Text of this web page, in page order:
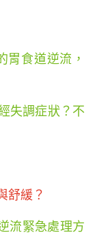
食道逆流，
失調症狀？不
舒緩？
流緊急處理方